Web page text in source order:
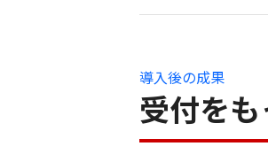
導入後の成果
受付を